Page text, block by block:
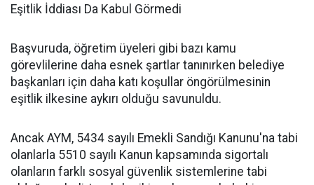
Eşitlik İddiası Da Kabul Görmedi
Başvuruda, öğretim üyeleri gibi bazı kamu
görevlilerine daha esnek şartlar tanınırken belediye
başkanları için daha katı koşullar öngörülmesinin
eşitlik ilkesine aykırı olduğu savunuldu.
Ancak AYM, 5434 sayılı Emekli Sandığı Kanunu'na tabi
olanlarla 5510 sayılı Kanun kapsamında sigortalı
olanların farklı sosyal güvenlik sistemlerine tabi